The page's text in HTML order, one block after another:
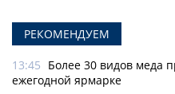
РЕКОМЕНДУЕМ
13:45 Более 30 видов меда
ежегодной ярмарке